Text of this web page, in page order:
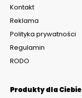
Kontakt
Reklama
Polityka prywatności
Regulamin
RODO
Produkty dla Ciebie